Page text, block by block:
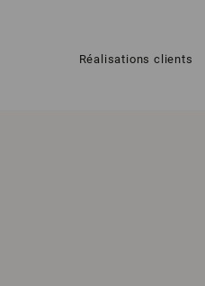
Réalisations clients